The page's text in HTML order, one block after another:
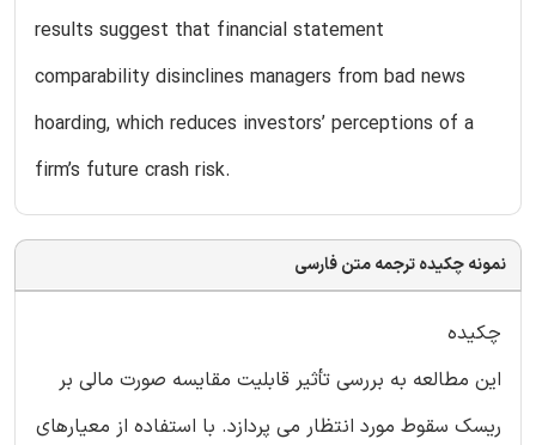
results suggest that financial statement
comparability disinclines managers from bad news
hoarding, which reduces investors’ perceptions of a
firm’s future crash risk.
نمونه چکیده ترجمه متن فارسی
چکیده
این مطالعه به بررسی تأثیر قابلیت مقایسه صورت مالی بر
ریسک سقوط مورد انتظار می پردازد. با استفاده از معیارهای